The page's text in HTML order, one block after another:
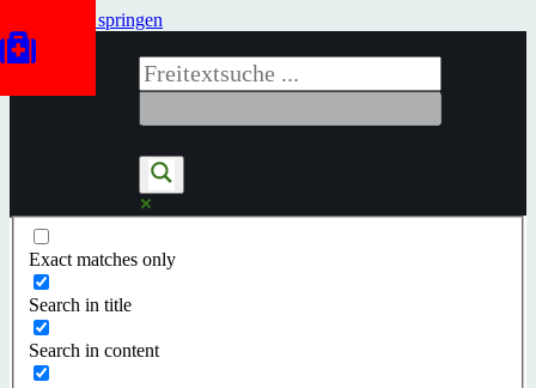
Zum Inhalt springen
Exact matches only
Search in title
Search in content